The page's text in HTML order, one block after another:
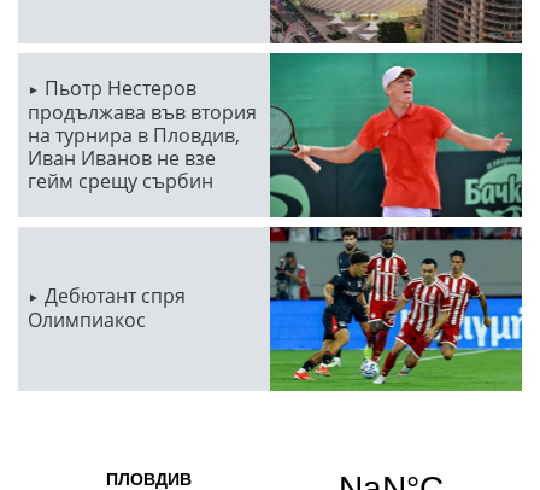
Пьотр Нестеров
продължава във втория
на турнира в Пловдив,
Иван Иванов не взе
гейм срещу сърбин
Дебютант спря
Олимпиакос